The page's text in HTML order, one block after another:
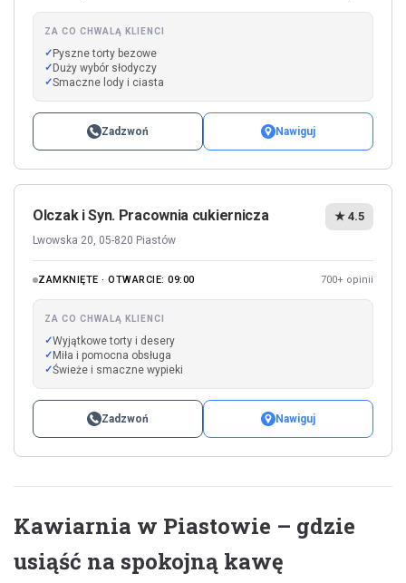
ZA CO CHWALĄ KLIENCI
Pyszne torty bezowe
Duży wybór słodyczy
Smaczne lody i ciasta
Zadzwoń Nawiguj
Olczak i Syn. Pracownia cukiernicza
Lwowska 20, 05-820 Piastów
★ 4.5
ZAMKNIĘTE · OTWARCIE: 09:00 700+ opinii
ZA CO CHWALĄ KLIENCI
Wyjątkowe torty i desery
Miła i pomocna obsługa
Świeże i smaczne wypieki
Zadzwoń Nawiguj
Kawiarnia w Piastowie – gdzie
usiąść na spokojną kawę